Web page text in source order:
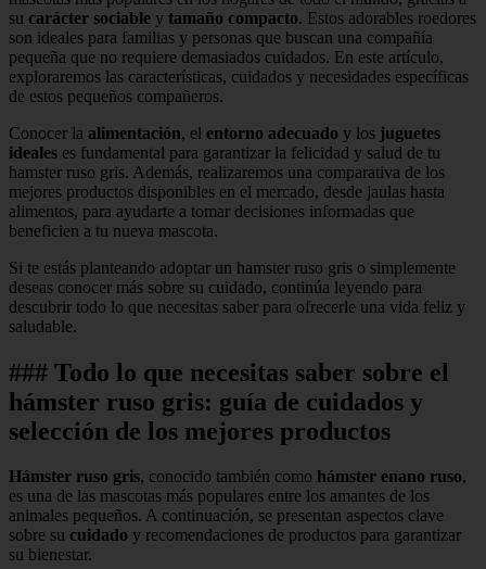
su carácter sociable y tamaño compacto. Estos adorables roedores
son ideales para familias y personas que buscan una compañía
pequeña que no requiere demasiados cuidados. En este artículo,
exploraremos las características, cuidados y necesidades específicas
de estos pequeños compañeros.
Conocer la alimentación, el entorno adecuado y los juguetes
ideales es fundamental para garantizar la felicidad y salud de tu
hamster ruso gris. Además, realizaremos una comparativa de los
mejores productos disponibles en el mercado, desde jaulas hasta
alimentos, para ayudarte a tomar decisiones informadas que
beneficien a tu nueva mascota.
Si te estás planteando adoptar un hamster ruso gris o simplemente
deseas conocer más sobre su cuidado, continúa leyendo para
descubrir todo lo que necesitas saber para ofrecerle una vida feliz y
saludable.
### Todo lo que necesitas saber sobre el
hámster ruso gris: guía de cuidados y
selección de los mejores productos
Hámster ruso gris, conocido también como hámster enano ruso,
es una de las mascotas más populares entre los amantes de los
animales pequeños. A continuación, se presentan aspectos clave
sobre su cuidado y recomendaciones de productos para garantizar
su bienestar.